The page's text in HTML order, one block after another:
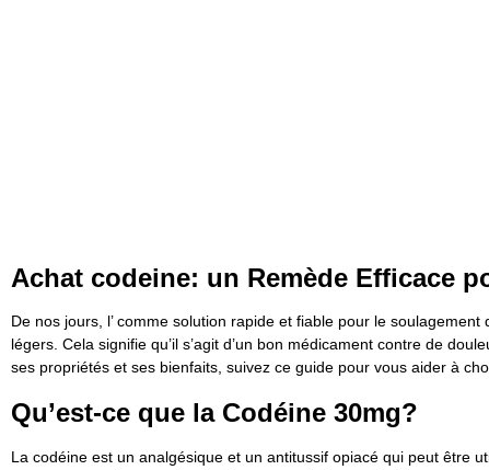
Achat codeine: un Remède Efficace
De nos jours, l’ comme solution rapide et fiable pour le
légers. Cela signifie qu’il s’agit d’un bon médicament contre de
ses propriétés et ses bienfaits, suivez ce guide pour vous aider à
Qu’est-ce que la Codéine 30mg?
La codéine est un analgésique et un antitussif opiacé qui peut être